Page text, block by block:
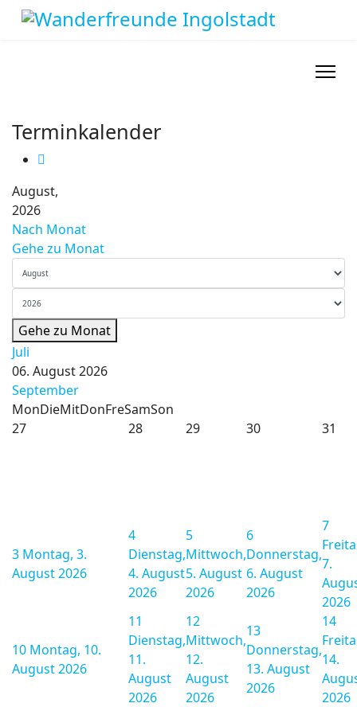
Terminkalender
August,
2026
Nach Monat
Gehe zu Monat
Gehe zu Monat
Juli
06. August 2026
September
MonDieMitDonFreSamSon
27
28 29 30 31
3 Montag, 3.
August 2026
4
Dienstag,
4. August
2026
5
Mittwoch,
5. August
2026
6
Donnerstag,
6. August
2026
7
7.
2026
10 Montag, 10.
August 2026
11
Dienstag,
11.
August
2026
12
Mittwoch,
12.
August
2026
13
Donnerstag,
13. August
2026
14
14.
2026